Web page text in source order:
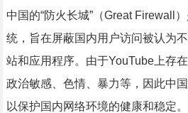
中国的“防火长城”（Great Firewall
统，旨在屏蔽国内用户访问被认为
站和应用程序。由于YouTube上存
政治敏感、色情、暴力等，因此中
以保护国内网络环境的健康和稳定